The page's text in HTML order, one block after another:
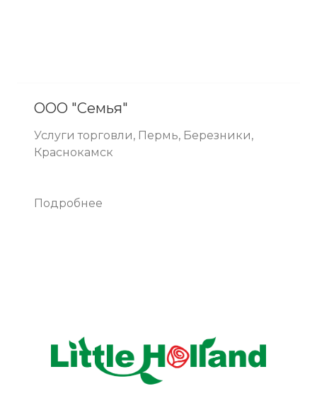
ООО "Семья"
Услуги торговли, Пермь, Березники,
Краснокамск
Подробнее